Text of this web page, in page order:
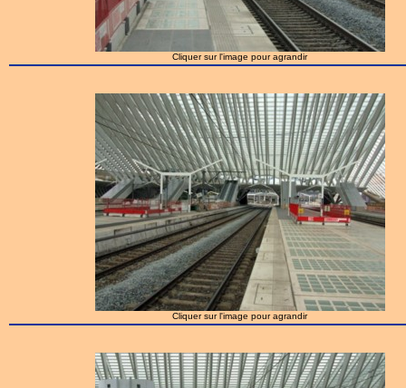
Cliquer sur l'image pour agrandir
Cliquer sur l'image pour agrandir